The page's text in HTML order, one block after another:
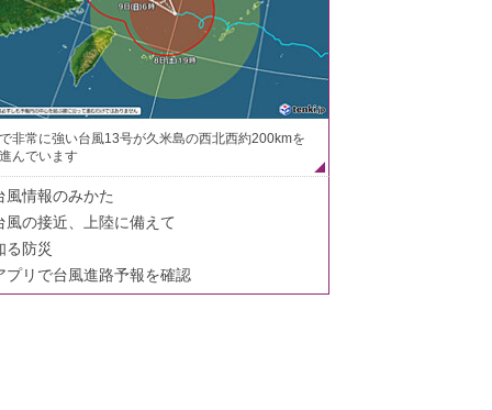
非常に強い台風13号が久米島の西北西約200kmを
んでいます
風情報のみかた
風の接近、上陸に備えて
る防災
プリで台風進路予報を確認